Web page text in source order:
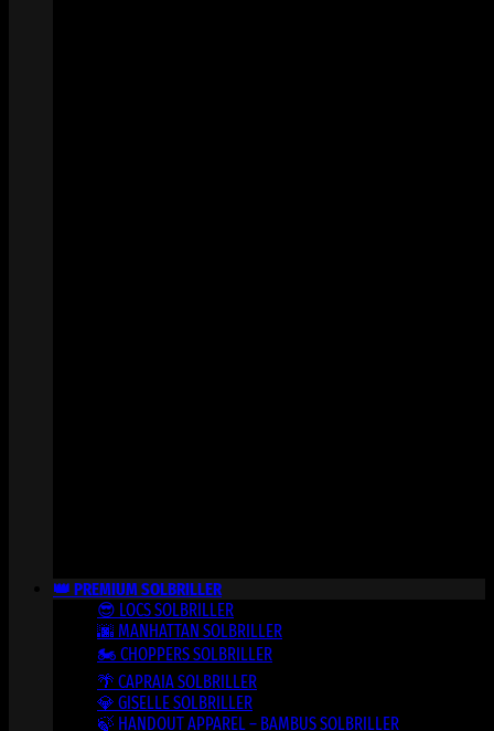
👑 PREMIUM SOLBRILLER
😎 LOCS SOLBRILLER
🌆 MANHATTAN SOLBRILLER
🏍️ CHOPPERS SOLBRILLER
🌴 CAPRAIA SOLBRILLER
💎 GISELLE SOLBRILLER
🍃 HANDOUT APPAREL – BAMBUS SOLBRILLER